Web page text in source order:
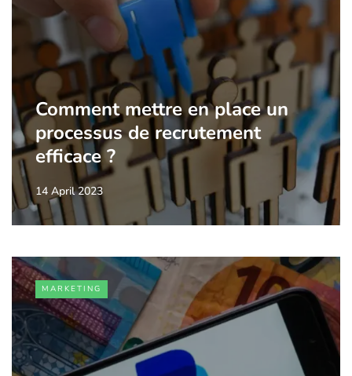
Comment mettre en place un
processus de recrutement
efficace ?
14 April 2023
MARKETING